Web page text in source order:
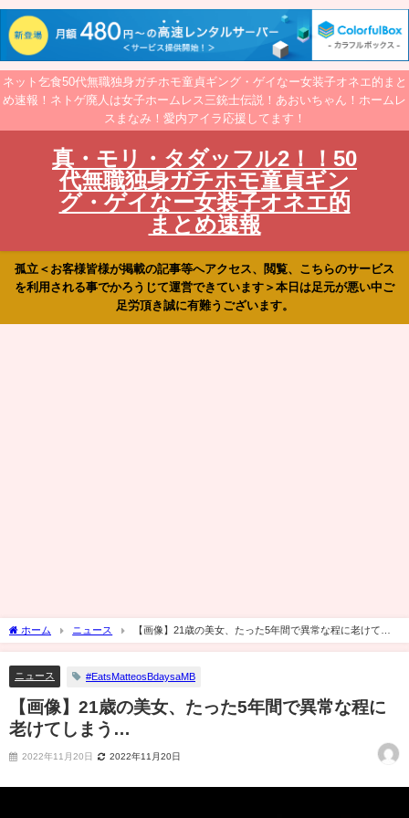
ネット乞食50代無職独身ガチホモ童貞ギング・ゲイなー女装子オネエ的まと
め速報！ネトゲ廃人は女子ホームレス三銃士伝説！あおいちゃん！ホームレ
スまなみ！愛内アイラ応援してます！
真・モリ・タダッフル2！！50
代無職独身ガチホモ童貞ギン
グ・ゲイなー女装子オネエ的
まとめ速報
孤立＜お客様皆様が掲載の記事等へアクセス、閲覧、こちらのサービス
を利用される事でかろうじて運営できています＞本日は足元が悪い中ご
足労頂き誠に有難うございます。
ホーム ニュース
【画像】21歳の美女、たった5年間で異常な程に老けてし
まう…
ニュース #EatsMatteosBdaysaMB
【画像】21歳の美女、たった5年間で異常な程に
老けてしまう…
2022年11月20日 2022年11月20日